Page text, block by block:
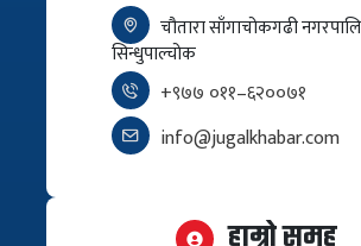
चौतारा साँगाचोकगढी
सिन्धुपाल्चोक
+९७७ ०११–६२००७१
info@jugalkhabar.com